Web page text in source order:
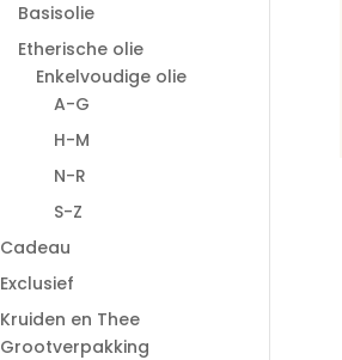
Basisolie
Etherische olie
Enkelvoudige olie
A-G
H-M
N-R
S-Z
Cadeau
Exclusief
Kruiden en Thee
Grootverpakking